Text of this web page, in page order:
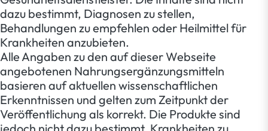
dazu bestimmt, Diagnosen zu stellen,
Behandlungen zu empfehlen oder Heilmittel für
Krankheiten anzubieten.
Alle Angaben zu den auf dieser Webseite
angebotenen Nahrungsergänzungsmitteln
basieren auf aktuellen wissenschaftlichen
Erkenntnissen und gelten zum Zeitpunkt der
Veröffentlichung als korrekt. Die Produkte sind